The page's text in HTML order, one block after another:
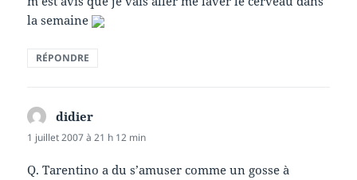
la semaine
RÉPONDRE
didier
1 juillet 2007 à 21 h 12 min
Q. Tarentino a du s’amuser comme un gosse à